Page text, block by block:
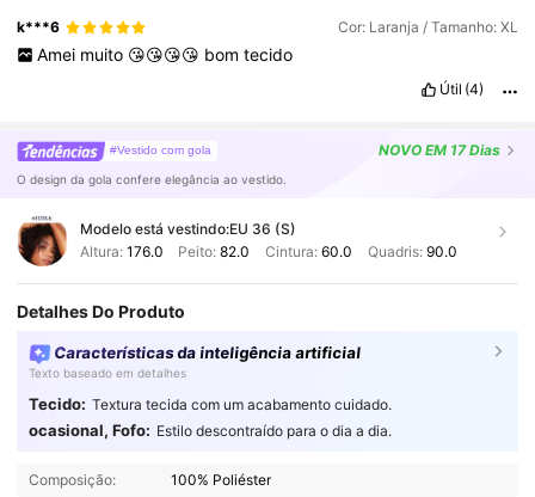
k***6 Cor: Laranja / Tamanho: XL
Amei muito 😘😘😘😘 bom tecido
Útil (4)
#Vestido com gola NOVO EM 17 Dias
O design da gola confere elegância ao vestido.
Modelo está vestindo:EU 36 (S)
Altura: 176.0 Peito:82.0 Cintura: 60.0 Quadris: 90.0
Detalhes Do Produto
Características da inteligência artificial
Texto baseado em detalhes
Tecido: Textura tecida com um acabamento cuidado.
ocasional, Fofo: Estilo descontraído para o dia a dia.
Composição: 100% Poliéster